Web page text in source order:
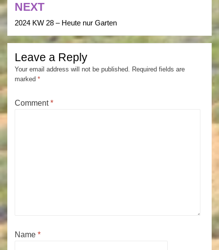
NEXT
2024 KW 28 – Heute nur Garten
Leave a Reply
Your email address will not be published. Required fields are
marked *
Comment*
Name *